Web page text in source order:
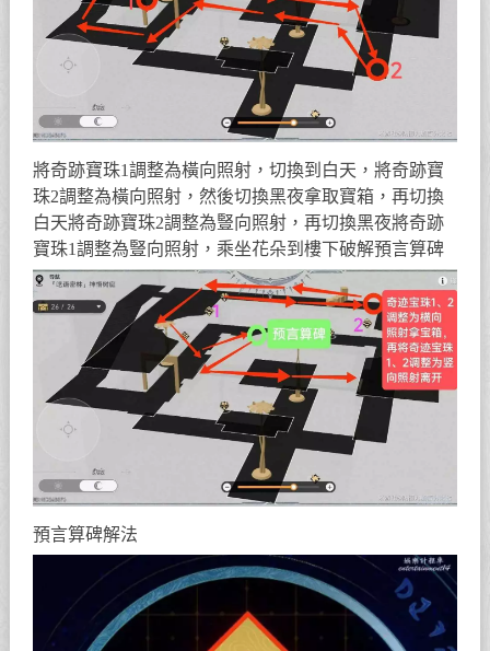
將奇跡寶珠1調整為橫向照射，切換到白天，將奇跡寶
珠2調整為橫向照射，然後切換黑夜拿取寶箱，再切換
白天將奇跡寶珠2調整為豎向照射，再切換黑夜將奇跡
寶珠1調整為豎向照射，乘坐花朵到樓下破解預言算碑
預言算碑解法